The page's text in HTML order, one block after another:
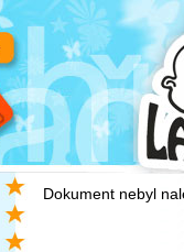
Dokument nebyl